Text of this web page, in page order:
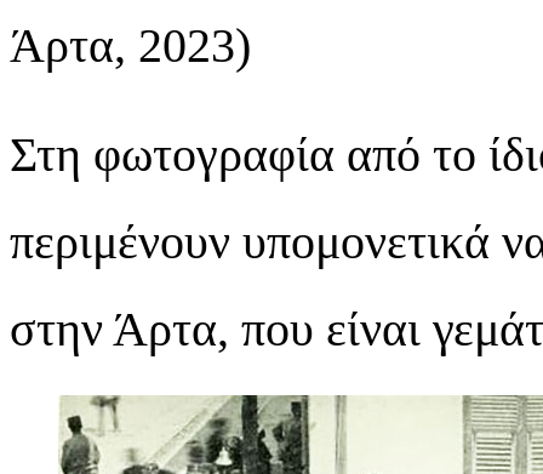
Άρτα, 2023)
Στη φωτογραφία από το
περιμένουν υπομονετικά
στην Άρτα, που είναι